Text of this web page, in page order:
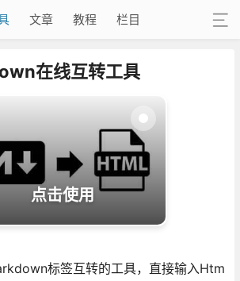
文章 教程 栏目
在线互转工具
点击使用
标签互转的工具，直接输入Htm